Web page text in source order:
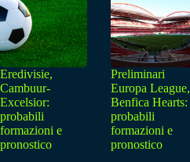
Eredivisie,
Cambuur-
Excelsior:
probabili
formazioni e
pronostico
Preliminari
Europa League,
Benfica Hearts:
probabili
formazioni e
pronostico